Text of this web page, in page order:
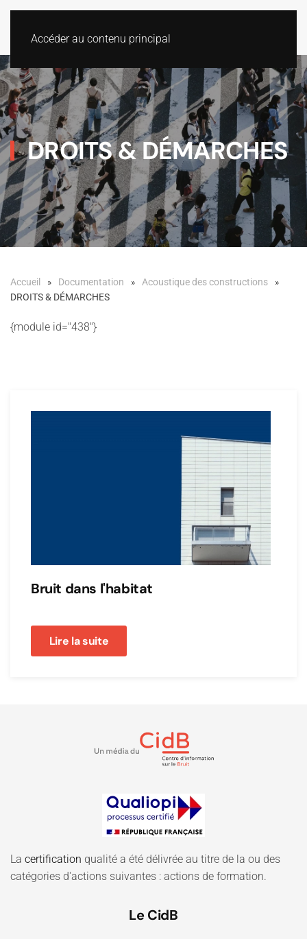
Accéder au contenu principal
DROITS & DÉMARCHES
Accueil Documentation
Acoustique des constructions
DROITS & DÉMARCHES
{module id="438"}
Bruit dans l'habitat
Lire la suite
La certification qualité a été délivrée au titre de la ou des
catégories d'actions suivantes : actions de formation.
Le CidB